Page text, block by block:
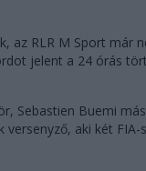
az RLR M Sport már
jelent a 24 órás
Sebastien Buemi
versenyző, aki két